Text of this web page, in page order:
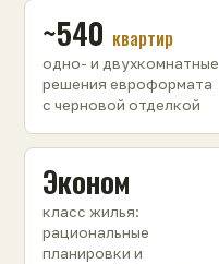
~540 квартир
одно- и двухкомнатные
решения евроформата
с черновой отделкой
Эконом
класс жилья:
рациональные
планировки и